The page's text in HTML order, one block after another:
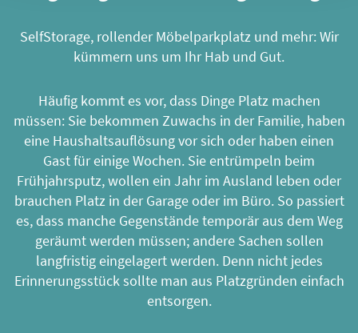
SelfStorage, rollender Möbelparkplatzund mehr: Wir
kümmern uns um Ihr Hab und Gut.
Häufig kommt es vor, dass Dinge Platz machen
müssen: Sie bekommen Zuwachs in der Familie, haben
eine Haushaltsauflösung vor sich oder haben einen
Gast für einige Wochen. Sie entrümpeln beim
Frühjahrsputz, wollen ein Jahr im Ausland leben oder
brauchen Platz in der Garage oder im Büro. So passiert
es, dass manche Gegenstände temporär aus dem Weg
geräumt werden müssen; andere Sachen sollen
langfristig eingelagert werden. Denn nicht jedes
Erinnerungsstück sollte man aus Platzgründen einfach
entsorgen.